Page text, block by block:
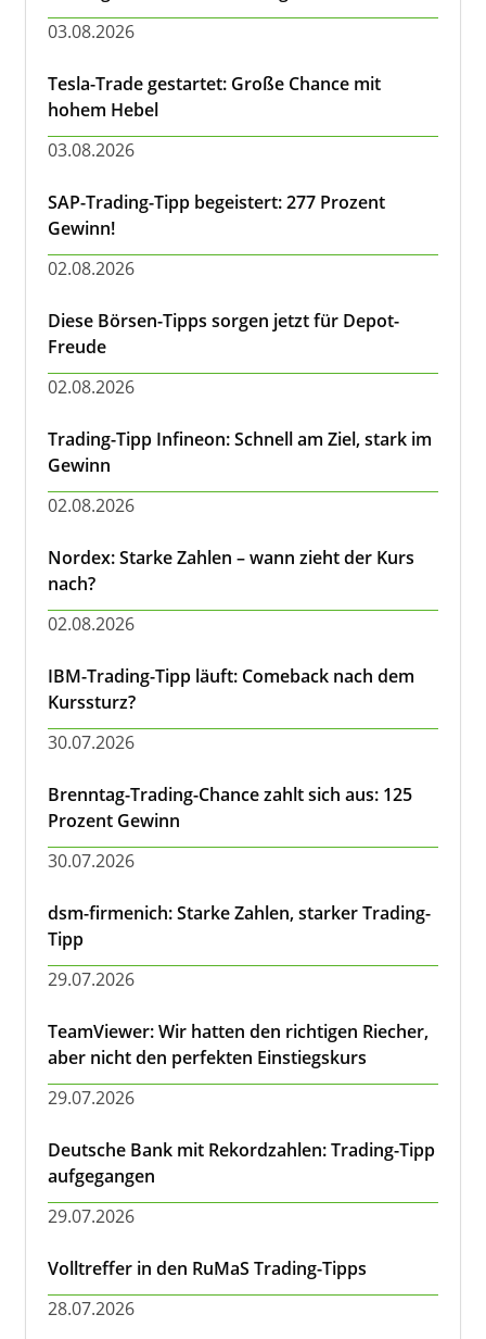
03.08.2026
Tesla-Trade gestartet: Große Chance mit
hohem Hebel
03.08.2026
SAP-Trading-Tipp begeistert: 277 Prozent
Gewinn!
02.08.2026
Diese Börsen-Tipps sorgen jetzt für Depot-
Freude
02.08.2026
Trading-Tipp Infineon: Schnell am Ziel, stark im
Gewinn
02.08.2026
Nordex: Starke Zahlen – wann zieht der Kurs
nach?
02.08.2026
IBM-Trading-Tipp läuft: Comeback nach dem
Kurssturz?
30.07.2026
Brenntag-Trading-Chance zahlt sich aus: 125
Prozent Gewinn
30.07.2026
dsm-firmenich: Starke Zahlen, starker Trading-
Tipp
29.07.2026
TeamViewer: Wir hatten den richtigen Riecher,
aber nicht den perfekten Einstiegskurs
29.07.2026
Deutsche Bank mit Rekordzahlen: Trading-Tipp
aufgegangen
29.07.2026
Volltreffer in den RuMaS Trading-Tipps
28.07.2026